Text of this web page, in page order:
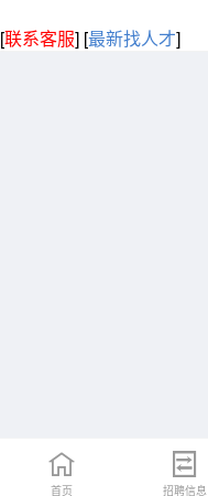
[联系客服] [最新找人才]
首页 招聘信息